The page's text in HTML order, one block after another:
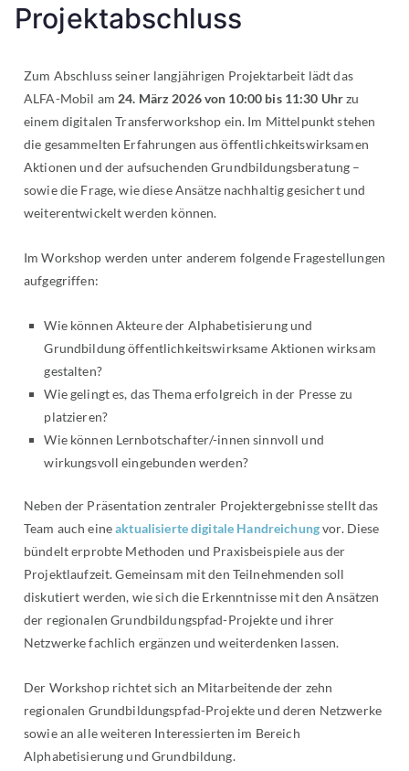
Projektabschluss
Zum Abschluss seiner langjährigen Projektarbeit lädt das
ALFA-Mobil am 24. März 2026 von 10:00 bis 11:30 Uhrzu
einem digitalen Transferworkshop ein. Im Mittelpunkt stehen
die gesammelten Erfahrungen aus öffentlichkeitswirksamen
Aktionen und der aufsuchenden Grundbildungsberatung –
sowie die Frage, wie diese Ansätze nachhaltig gesichert und
weiterentwickelt werden können.
Im Workshop werden unter anderem folgende Fragestellungen
aufgegriffen:
Wie können Akteure der Alphabetisierung und
Grundbildung öffentlichkeitswirksame Aktionen wirksam
gestalten?
Wie gelingt es, das Thema erfolgreich in der Presse zu
platzieren?
Wie können Lernbotschafter/-innen sinnvoll und
wirkungsvoll eingebunden werden?
Neben der Präsentation zentraler Projektergebnisse stellt das
Team auch eineaktualisierte digitale Handreichungvor. Diese
bündelt erprobte Methoden und Praxisbeispiele aus der
Projektlaufzeit. Gemeinsam mit den Teilnehmenden soll
diskutiert werden, wie sich die Erkenntnisse mit den Ansätzen
der regionalen Grundbildungspfad-Projekte und ihrer
Netzwerke fachlich ergänzen und weiterdenken lassen.
Der Workshop richtet sich an Mitarbeitende der zehn
regionalen Grundbildungspfad-Projekte und deren Netzwerke
sowie an alle weiteren Interessierten im Bereich
Alphabetisierung und Grundbildung.